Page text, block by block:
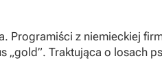
Programiści z niemieckiej
Traktująca o losach